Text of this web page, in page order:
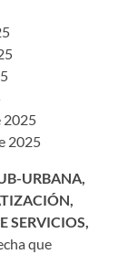
2025
2025
URBANA,
SERVICIOS,
que